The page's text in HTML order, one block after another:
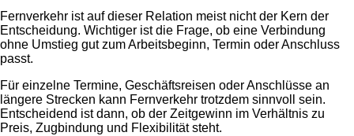
Fernverkehr ist auf dieser Relation meist nicht der Kern der
Entscheidung. Wichtiger ist die Frage, ob eine Verbindung
ohne Umstieg gut zum Arbeitsbeginn, Termin oder Anschluss
passt.
Für einzelne Termine, Geschäftsreisen oder Anschlüsse an
längere Strecken kann Fernverkehr trotzdem sinnvoll sein.
Entscheidend ist dann, ob der Zeitgewinn im Verhältnis zu
Preis, Zugbindung und Flexibilität steht.